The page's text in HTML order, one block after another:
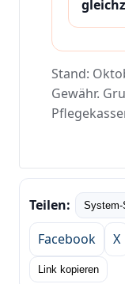
Stand:
Gewähr.
Teilen: System-
Facebook
X
Link kopieren